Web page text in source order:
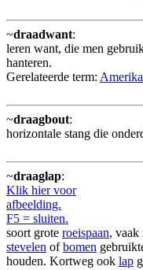
~draadwant:
leren want, die men
hanteren.
Gerelateerde term:
~draagbout:
horizontale stang die
~draaglap:
Klik hier voor
afbeelding.
F5 = sluiten.
soort grote roeispaan, vaak
stevelen ofbomen
houden. Kortweg ook lap